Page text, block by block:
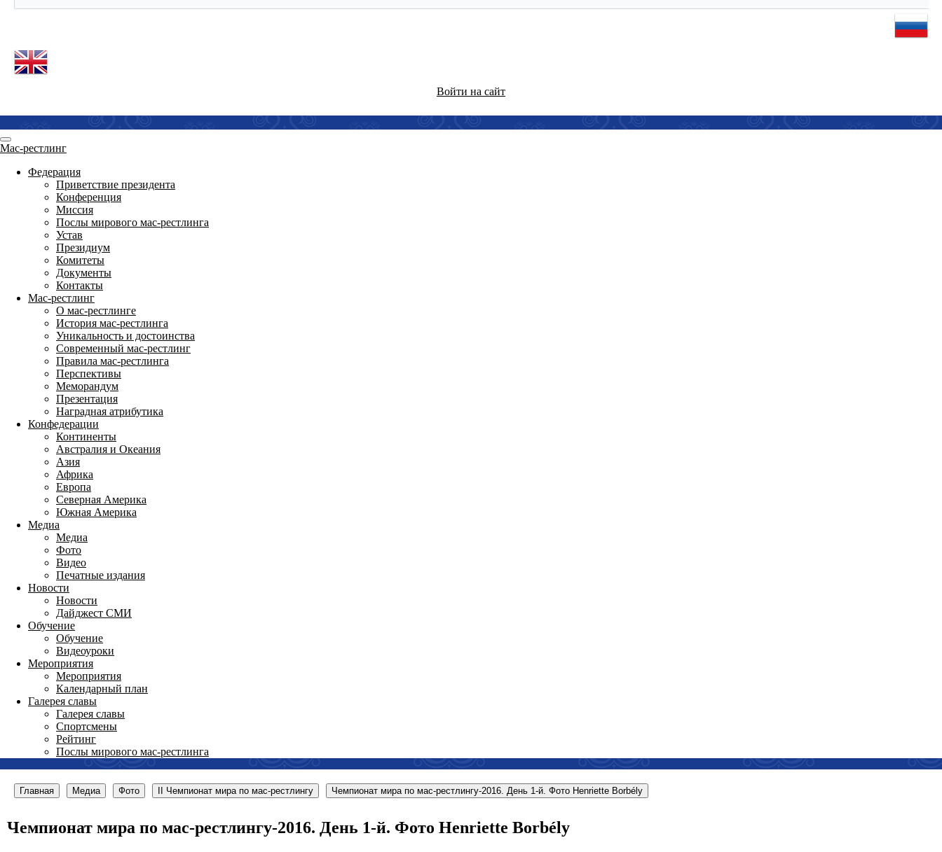
Войти на сайт
Мас-рестлинг
Федерация
Приветствие президента
Конференция
Миссия
Послы мирового мас-рестлинга
Устав
Президиум
Комитеты
Документы
Контакты
Мас-рестлинг
О мас-рестлинге
История мас-рестлинга
Уникальность и достоинства
Современный мас-рестлинг
Правила мас-рестлинга
Перспективы
Меморандум
Презентация
Наградная атрибутика
Конфедерации
Континенты
Австралия и Океания
Азия
Африка
Европа
Северная Америка
Южная Америка
Медиа
Медиа
Фото
Видео
Печатные издания
Новости
Новости
Дайджест СМИ
Обучение
Обучение
Видеоуроки
Мероприятия
Мероприятия
Календарный план
Галерея славы
Галерея славы
Спортсмены
Рейтинг
Послы мирового мас-рестлинга
Главная Медиа Фото II Чемпионат мира по мас-рестлингу Чемпионат мира по мас-рестлингу-2016. День 1-й. Фото Henriette Borbély
Чемпионат мира по мас-рестлингу-2016. День 1-й. Фото Henriette Borbély